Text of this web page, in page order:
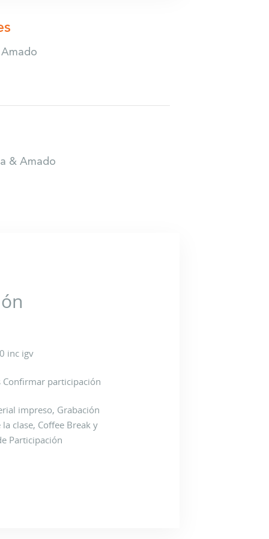
& Amado
inc igv
Confirmar participación
impreso, Grabación
clase, Coffee Break y
Participación